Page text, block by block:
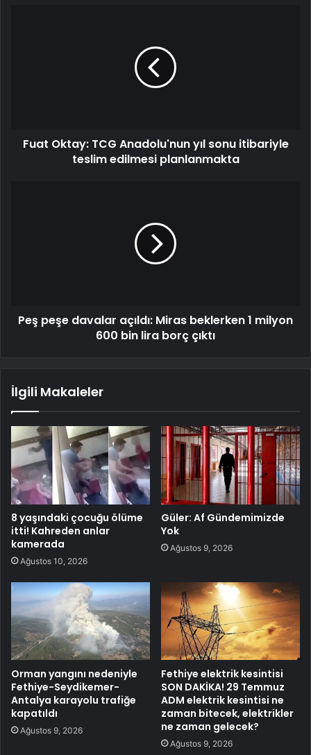
Fuat Oktay: TCG Anadolu'nun yıl sonu itibariyle
teslim edilmesi planlanmakta
Peş peşe davalar açıldı: Miras beklerken 1 milyon
600 bin lira borç çıktı
İlgili Makaleler
8 yaşındaki çocuğu ölüme
itti! Kahreden anlar
kamerada
Ağustos 10, 2026
Güler: Af Gündemimizde
Yok
Ağustos 9, 2026
Orman yangını nedeniyle
Fethiye-Seydikemer-
Antalya karayolu trafiğe
kapatıldı
Ağustos 9, 2026
Fethiye elektrik kesintisi
SON DAKİKA! 29 Temmuz
ADM elektrik kesintisi ne
zaman bitecek, elektrikler
ne zaman gelecek?
Ağustos 9, 2026